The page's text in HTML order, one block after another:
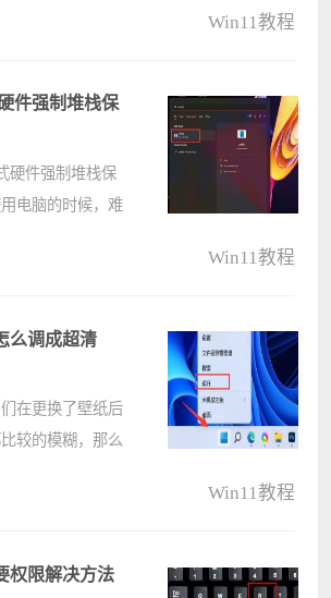
1、首先按
Win11教程
件强制堆栈保
件强制堆栈保
电脑的时候，难
回事，可能是内
Win11教程
么调成超清
更换了壁纸后
较的模糊，那么
仔细的介绍一下
Win11教程
权限解决方法